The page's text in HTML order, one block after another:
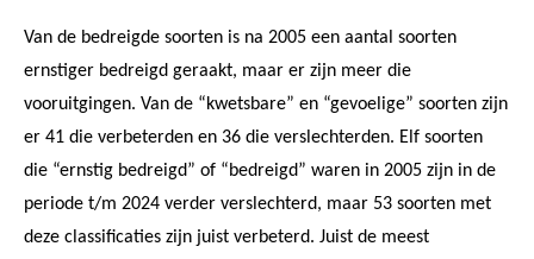
Van de bedreigde soorten is na 2005 een aantal soorten
ernstiger bedreigd geraakt, maar er zijn meer die
vooruitgingen. Van de “kwetsbare” en “gevoelige” soorten zijn
er 41 die verbeterden en 36 die verslechterden. Elf soorten
die “ernstig bedreigd” of “bedreigd” waren in 2005 zijn in de
periode t/m 2024 verder verslechterd, maar 53 soorten met
deze classificaties zijn juist verbeterd. Juist de meest